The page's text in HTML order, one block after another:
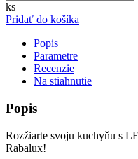
ks
Pridať do košíka
Popis
Parametre
Recenzie
Na stiahnutie
Popis
Rozžiarte svoju kuchyňu s
Rabalux!